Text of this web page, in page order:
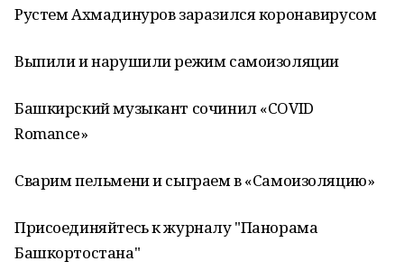
Рустем Ахмадинуров заразился коронавирусом
Выпили и нарушили режим самоизоляции
Башкирский музыкант сочинил «COVID
Romanсe»
Сварим пельмени и сыграем в «Самоизоляцию»
Присоединяйтесь к журналу "Панорама
Башкортостана"